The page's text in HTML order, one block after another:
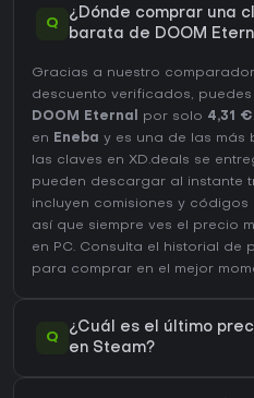
Q
¿Dónde comprar una
barata de DOOM
Gracias a nuestro
descuento verificados,
DOOM Eternal
por solo 4,31 €
en Eneba y es una de las más
las claves en XD.deals se
pueden descargar al instante
incluyen comisiones y
así que siempre ves el precio
en PC. Consulta el
historial de
para comprar en el mejor
Q
¿Cuál es el último
en Steam?